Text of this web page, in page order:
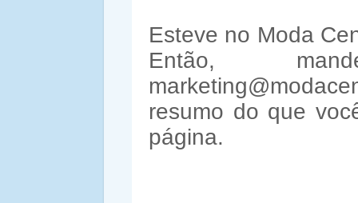
Esteve no Moda
Então,
resumo do que
página.